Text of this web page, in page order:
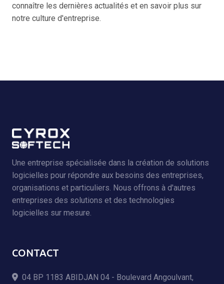
connaître les dernières actualités et en savoir plus sur
notre culture d'entreprise.
Une entreprise spécialisée dans la création de solutions
logicielles pour répondre aux besoins des entreprises,
organisations et particuliers. Nous offrons à d'autres
entreprises des solutions et des technologies
logicielles sur mesure.
CONTACT
04 BP 1183 ABIDJAN 04 - Boulevard Angoulvant,